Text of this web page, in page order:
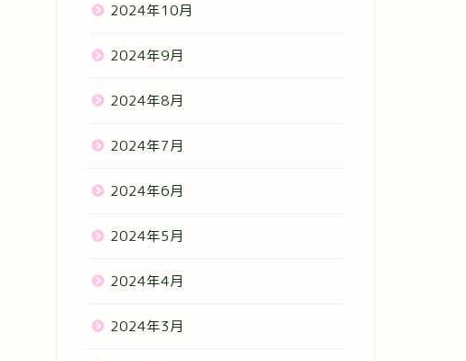
2024年10月
2024年9月
2024年8月
2024年7月
2024年6月
2024年5月
2024年4月
2024年3月